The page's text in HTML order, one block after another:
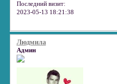
Последний визит:
2023-05-13 18:21:38
Людмила
Админ